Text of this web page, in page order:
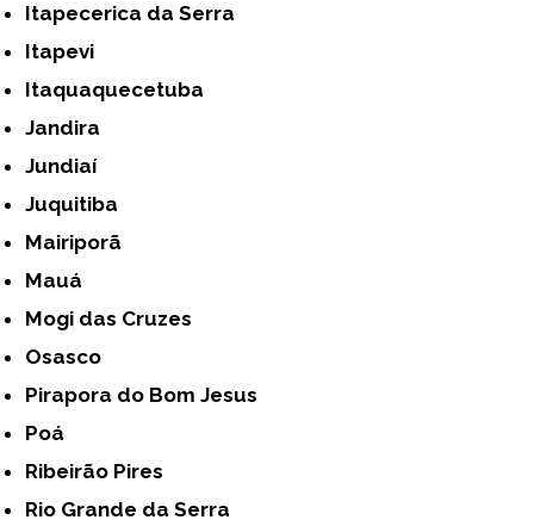
Itapecerica da Serra
Itapevi
Itaquaquecetuba
Jandira
Jundiaí
Juquitiba
Mairiporã
Mauá
Mogi das Cruzes
Osasco
Pirapora do Bom Jesus
Poá
Ribeirão Pires
Rio Grande da Serra